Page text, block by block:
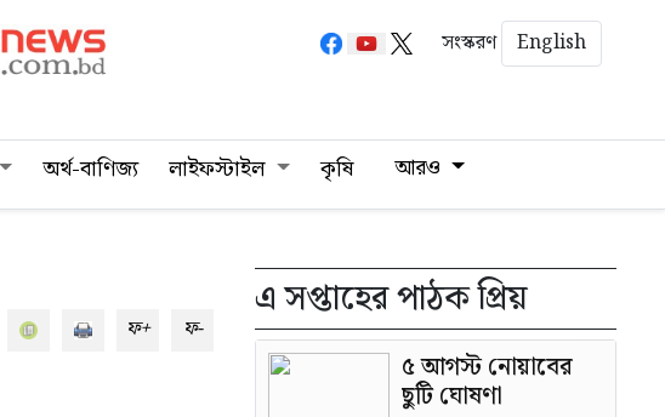
সংস্করণ English
অর্থ-বাণিজ্য লাইফস্টাইল কৃষি আরও
ফ+ ফ-
এ সপ্তাহের পাঠক প্রিয়
৫ আগস্ট নোয়াবের
ছুটি ঘোষণা